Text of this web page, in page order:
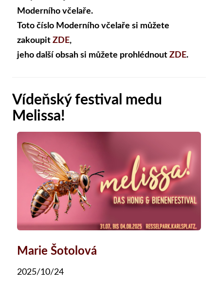
Moderního včelaře.
Toto číslo Moderního včelaře si můžete
zakoupit ZDE,
jeho další obsah si můžete prohlédnout ZDE.
Vídeňský festival medu
Melissa!
Marie Šotolová
2025/10/24